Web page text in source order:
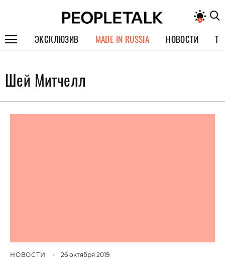
ЭКСКЛЮЗИВ
СПЕЦПРОЕКТЫ
ИНТЕРВЬЮ
MADE IN RUSSIA НОВОСТИ
Шей Митчелл
НОВОСТИ • 26 октября 2019